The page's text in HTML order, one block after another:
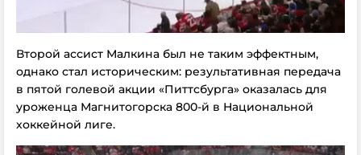
Второй ассист Малкина был не таким эффектным,
однако стал историческим: результативная передача
в пятой голевой акции «Питтсбурга» оказалась для
уроженца Магнитогорска 800-й в Национальной
хоккейной лиге.